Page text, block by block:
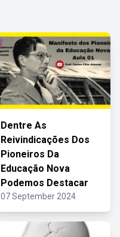
Dentre As
Reivindicações Dos
Pioneiros Da
Educação Nova
Podemos Destacar
07 September 2024